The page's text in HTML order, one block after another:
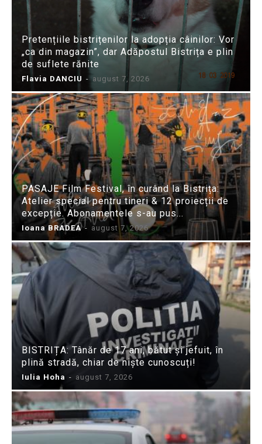
Pretențiile bistrițenilor la adopția câinilor: Vor
„ca din magazin”, dar Adăpostul Bistrița e plin
de suflete rănite
Flavia DANCIU - august 7, 2026
PASAJE Film Festival, în curând la Bistrița:
Atelier special pentru tineri & 12 proiecții de
excepție. Abonamentele s-au pus...
Ioana BRADEA - august 7, 2026
BISTRIȚA: Tânăr de 17 ani, bătut și jefuit, în
plină stradă, chiar de niște cunoscuți!
Iulia Hoha - august 7, 2026